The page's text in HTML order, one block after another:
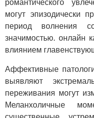
романтического
могут эпизодически
период волнения
значимостью. онлайн
влиянием
Аффективные
выявляют
переживания могут
Меланхоличные